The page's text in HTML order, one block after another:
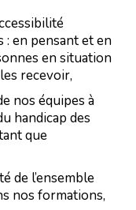
: en pensant et en
en situation
recevoir,
nos équipes à
handicap des
que
de l’ensemble
nos formations,